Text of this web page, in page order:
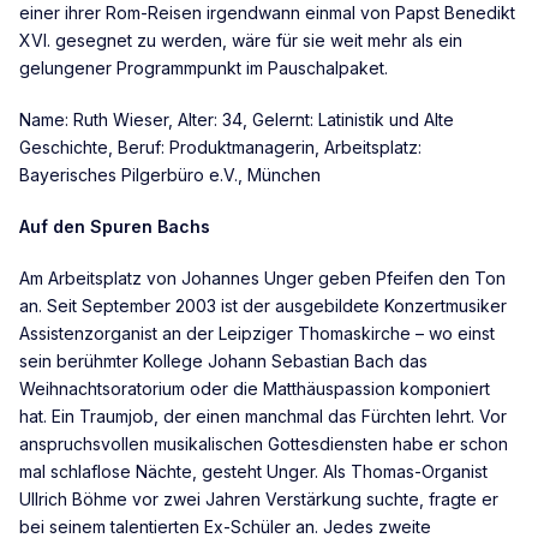
einer ihrer Rom-Reisen irgendwann einmal von Papst Benedikt
XVI. gesegnet zu werden, wäre für sie weit mehr als ein
gelungener Programmpunkt im Pauschalpaket.
Name: Ruth Wieser, Alter: 34, Gelernt: Latinistik und Alte
Geschichte, Beruf: Produktmanagerin, Arbeitsplatz:
Bayerisches Pilgerbüro e.V., München
Auf den Spuren Bachs
Am Arbeitsplatz von Johannes Unger geben Pfeifen den Ton
an. Seit September 2003 ist der ausgebildete Konzertmusiker
Assistenzorganist an der Leipziger Thomaskirche – wo einst
sein berühmter Kollege Johann Sebastian Bach das
Weihnachtsoratorium oder die Matthäuspassion komponiert
hat. Ein Traumjob, der einen manchmal das Fürchten lehrt. Vor
anspruchsvollen musikalischen Gottesdiensten habe er schon
mal schlaflose Nächte, gesteht Unger. Als Thomas-Organist
Ullrich Böhme vor zwei Jahren Verstärkung suchte, fragte er
bei seinem talentierten Ex-Schüler an. Jedes zweite